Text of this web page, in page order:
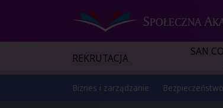
REKRUTACJA
SAN
Biznes i zarządzanie